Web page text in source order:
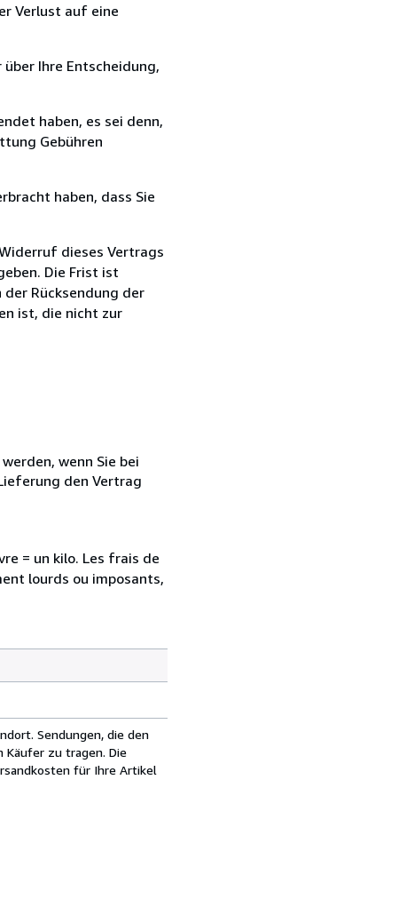
Verlust auf eine
Ihre Entscheidung,
haben, es sei denn,
Gebühren
haben, dass Sie
dieses Vertrags
Die Frist ist
Rücksendung der
ist, die nicht zur
wenn Sie bei
den Vertrag
= un kilo. Les frais de
lourds ou imposants,
Sendungen, die den
Käufer zu tragen. Die
für Ihre Artikel